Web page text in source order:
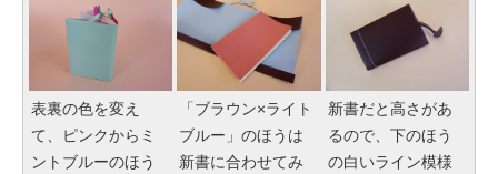
表裏の色を変え
て、ピンクからミ
ントブルーのほう
「ブラウン×ライト
ブルー」のほうは
新書に合わせてみ
新書だと高さがあ
るので、下のほう
の白いライン模様